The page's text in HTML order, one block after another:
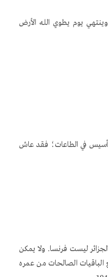
يوم يطوي الله الأرض
في الطاعات؛ فقد عاش
ليست فرنسا. ولا يمكن
الصالحات من عمره